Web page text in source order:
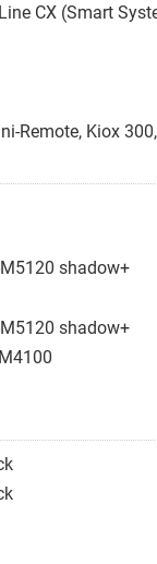
CX (Smart
Remote, Kiox
shadow+
shadow+